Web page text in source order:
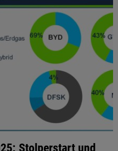
Stolperstart und